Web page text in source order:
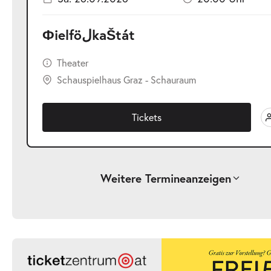
ФielföلkaŠtát
Theater
Schauspielhaus Graz - Schauraum
Tickets
Weitere Termineanzeigen
20:00 Uhr